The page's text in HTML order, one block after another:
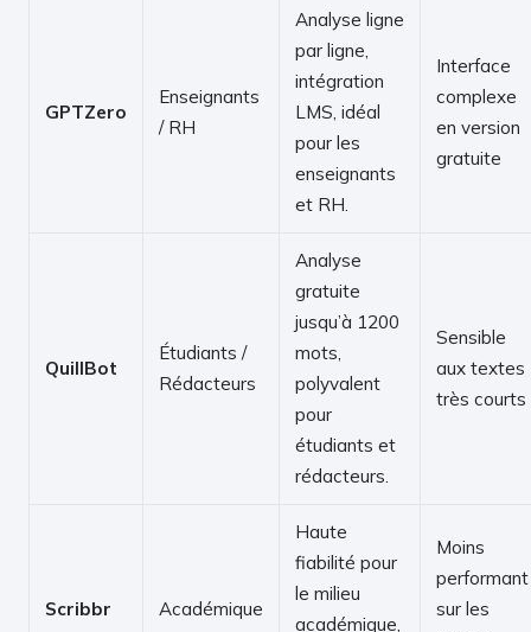
GPTZero
Enseignants
/ RH
Analyse ligne
par ligne,
intégration
LMS, idéal
pour les
enseignants
et RH.
Interface
complexe
en version
gratuite
QuillBot
Étudiants /
Rédacteurs
Analyse
gratuite
jusqu’à 1200
mots,
polyvalent
pour
étudiants et
rédacteurs.
Sensible
aux textes
très courts
Scribbr Académique
Haute
fiabilité pour
le milieu
académique,
Moins
performant
sur les